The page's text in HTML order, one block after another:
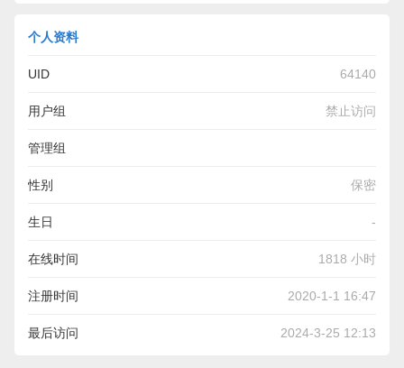
个人资料
UID 64140
用户组 禁止访问
管理组
性别 保密
生日 -
在线时间 1818 小时
注册时间 2020-1-1 16:47
最后访问 2024-3-25 12:13